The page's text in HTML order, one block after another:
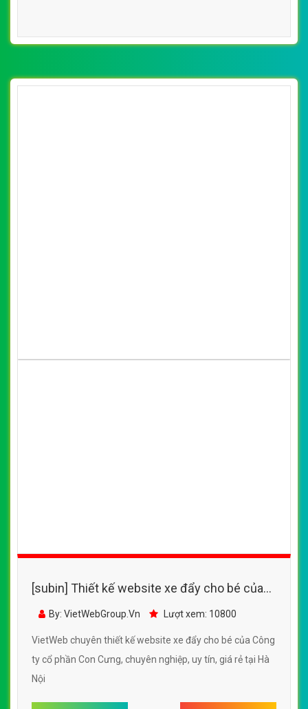
[subin] Thiết kế website xe đẩy cho bé của
Công ty cổ phần Con Cưng
By: VietWebGroup.Vn Lượt xem: 10800
VietWeb chuyên thiết kế website xe đẩy cho bé của Công
ty cổ phần Con Cưng, chuyên nghiệp, uy tín, giá rẻ tại Hà
Nội